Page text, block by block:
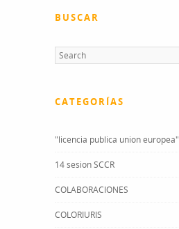
BUSCAR
CATEGORÍAS
"licencia publica union europea"
14 sesion SCCR
COLABORACIONES
COLORIURIS